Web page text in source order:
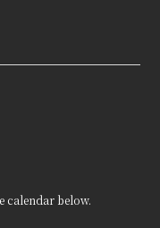
calendar below.